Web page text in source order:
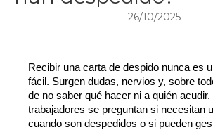
26/10/2025
Recibir una carta de despido nunca es
fácil. Surgen dudas, nervios y, sobre
de no saber qué hacer ni a quién
trabajadores se preguntan si necesitan
cuando son despedidos o si pueden